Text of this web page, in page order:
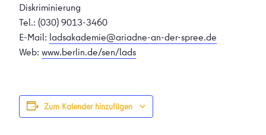
Diskriminierung
Tel.: (030) 9013-3460
E-Mail: ladsakademie@ariadne-an-der-spree.de
Web: www.berlin.de/sen/lads
Zum Kalender hinzufügen